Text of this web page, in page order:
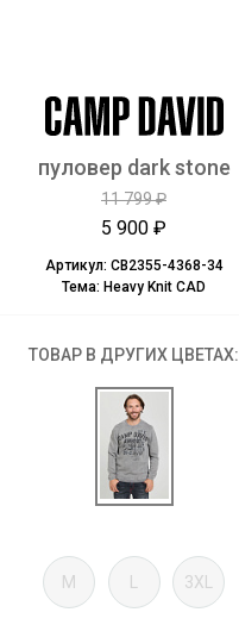
пуловер dark stone
11 799 ₽
5 900 ₽
Артикул: CB2355-4368-34
Тема: Heavy Knit CAD
ТОВАР В ДРУГИХ ЦВЕТАХ:
M 3XL